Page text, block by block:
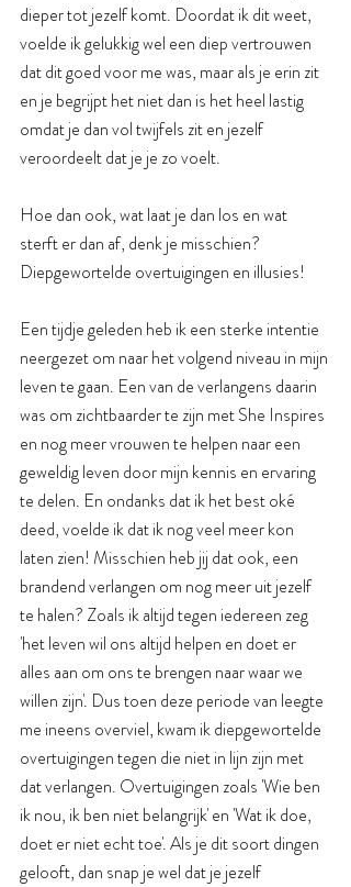
dieper tot jezelf komt. Doordat ik dit weet,
voelde ik gelukkig wel een diep vertrouwen
dat dit goed voor me was, maar als je erin zit
en je begrijpt het niet dan is het heel lastig
omdat je dan vol twijfels zit en jezelf
veroordeelt dat je je zo voelt.
Hoe dan ook, wat laat je dan los en wat
sterft er dan af, denk je misschien?
Diepgewortelde overtuigingen en illusies!
Een tijdje geleden heb ik een sterke intentie
neergezet om naar het volgend niveau in mijn
leven te gaan. Een van de verlangens daarin
was om zichtbaarder te zijn met She Inspires
en nog meer vrouwen te helpen naar een
geweldig leven door mijn kennis en ervaring
te delen. En ondanks dat ik het best oké
deed, voelde ik dat ik nog veel meer kon
laten zien! Misschien heb jij dat ook, een
brandend verlangen om nog meer uit jezelf
te halen? Zoals ik altijd tegen iedereen zeg
'het leven wil ons altijd helpen en doet er
alles aan om ons te brengen naar waar we
willen zijn'. Dus toen deze periode van leegte
me ineens overviel, kwam ik diepgewortelde
overtuigingen tegen die niet in lijn zijn met
dat verlangen. Overtuigingen zoals 'Wie ben
ik nou, ik ben niet belangrijk' en 'Wat ik doe,
doet er niet echt toe'. Als je dit soort dingen
gelooft, dan snap je wel dat je jezelf